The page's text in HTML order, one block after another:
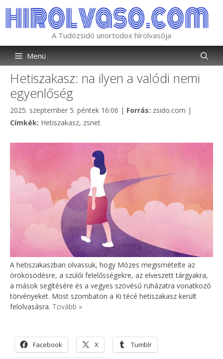
tartalomba
A Tudózsidó unortodox hírolvasója
Menü
Hetiszakasz: na ilyen a valódi nemi
egyenlőség
2025. szeptember 5. péntek 16:06 | Forrás: Kategória
zsido.com |
Címkék: Címkék
Hetiszakasz, zsnet
A hetiszakaszban olvassuk, hogy Mózes megismételte az
örökösödésre, a szülői felelősségekre, az elveszett tárgyakra,
a mások segítésére és a vegyes szövésű ruházatra vonatkozó
törvényeket. Most szombaton a Ki técé hetiszakasz került
felolvasásra. Tovább »
Facebook X Tumblr